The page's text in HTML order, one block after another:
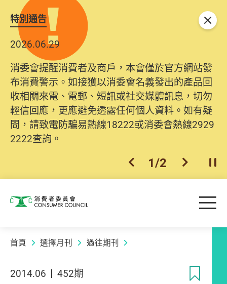
特別通告
2026.06.29
消委會提醒消費者及商戶，本會僅於官方網站發
布消費警示。如接獲以消委會名義發出的產品回
收相關來電、電郵、短訊或社交媒體訊息，切勿
輕信回應，更應避免透露任何個人資料。如有疑
問，請致電防騙易熱線18222或消委會熱線2929
2222查詢。
上一個
1/2 下一個開
關閉
消費者委員會 目
首頁 選擇月刊 過往期刊
2014.06 452期